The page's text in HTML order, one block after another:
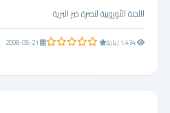
اللجنة الأوروبية لنصرة خير البرية
0.0 من 5 نجوم 2008-05-21